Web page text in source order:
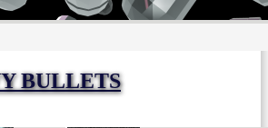
BULLETS